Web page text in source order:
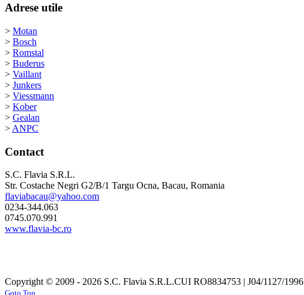
Adrese utile
> Motan
> Bosch
> Romstal
> Buderus
> Vaillant
> Junkers
> Viessmann
> Kober
> Gealan
> ANPC
Contact
S.C. Flavia S.R.L.
Str. Costache Negri G2/B/1 Targu Ocna, Bacau, Romania
flaviabacau@yahoo.com
0234-344.063
0745.070.991
www.flavia-bc.ro
Copyright © 2009 - 2026 S.C. Flavia S.R.L.CUI RO8834753 | J04/1127/1996
Goto Top